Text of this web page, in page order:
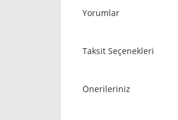
Yorumlar
Taksit Seçenekleri
Önerileriniz